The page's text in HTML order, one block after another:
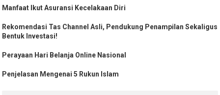
Manfaat Ikut Asuransi Kecelakaan Diri
Rekomendasi Tas Channel Asli, Pendukung Penampilan Sekaligus
Bentuk Investasi!
Perayaan Hari Belanja Online Nasional
Penjelasan Mengenai 5 Rukun Islam